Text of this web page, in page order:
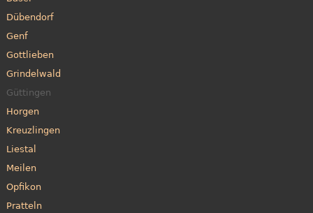
Dübendorf
Genf
Gottlieben
Grindelwald
Güttingen
Horgen
Kreuzlingen
Liestal
Meilen
Opfikon
Pratteln